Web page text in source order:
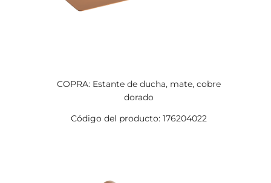
COPRA: Estante de ducha, mate, cobre
dorado
Código del producto: 176204022